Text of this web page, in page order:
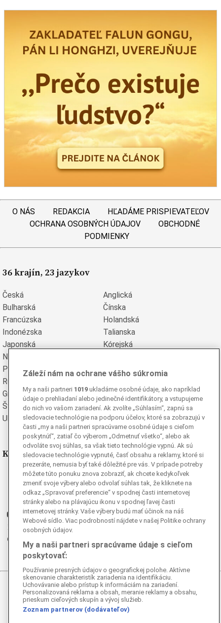
O NÁS REDAKCIA
HĽADÁME PRISPIEVATEĽOV
OCHRANA OSOBNÝCH ÚDAJOV
OBCHODNÉ
PODMIENKY
36 krajín, 23 jazykov
Česká
Anglická
Bulharská
Čínska
Francúzska
Holandská
Indonézska
Talianska
Japonská
Kórejská
Nemecká
Poľská
Portugalská
Rumunská
Grécka
Španielska
Švédska
Turecká
Ukrajinská
Vietnamská
Kde nás nájdete
Facebook
Instagram
Ganjing
Youtube
Twitter
Telegram
RSS
© 2026 Epoch Times Slovensko
Všetky práva vyhradené. Publikovanie alebo ďalšie šírenie
Záleží nám na ochrane vášho súkromia
My a naši partneri 1019 ukladáme osobné údaje, ako napríklad
údaje o prehliadaní alebo jedinečné identifikátory, a vstupujeme
do nich vo vašom zariadení. Ak zvolíte „Súhlasím“, zapnú sa
sledovacie technológie na podporu účelov, ktoré sa zobrazujú v
časti „my a naši partneri spracúvame osobné údaje s cieľom
poskytnúť“, zatiaľ čo výberom „Odmetnuť všetko“, alebo ak
odvoláte svoj súhlas, sa však tieto technológie vypnú. Ak sú
sledovacie technológie vypnuté, časť obsahu a reklamy, ktoré si
prezeráte, nemusia byť také dôležité pre vás. V prípade potreby
môžete túto ponuku znova zobraziť, ak chcete kedykoľvek
zmeniť svoje výbery alebo odvolať súhlas tak, že kliknete na
odkaz „Spravovať preferencie“ v spodnej časti internetovej
stránky alebo na plávajúcu ikonu v spodnej ľavej časti
internetovej stránky. Vaše výbery budú mať účinok na náš
Webové sídlo. Viac podrobností nájdete v našej Politike ochrany
osobných údajov.
My a naši partneri spracúvame údaje s cieľom
poskytovať:
Používanie presných údajov o geografickej polohe. Aktívne
skenovanie charakteristík zariadenia na identifikáciu.
Uchovávanie alebo prístup k informáciám na zariadení.
Personalizovaná reklama a obsah, meranie reklamy a obsahu,
prieskum cieľových skupín a vývoj služieb.
Zoznam partnerov (dodávateľov)